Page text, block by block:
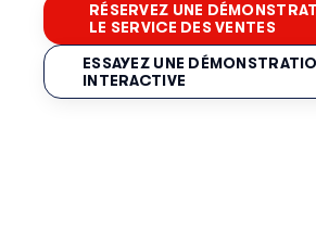
RÉSERVEZ UNE
LE SERVICE DES VENTES
ESSAYEZ UNE
INTERACTIVE